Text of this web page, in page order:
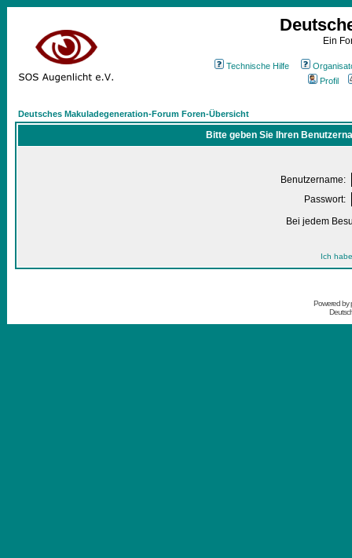
Ein
Technische Hilfe
Profil
Deutsches Makuladegeneration-Forum Foren-Übersicht
Bitte geben Sie Ihren
Benutzername:
Passwort:
Bei jedem
Ich
Powered by